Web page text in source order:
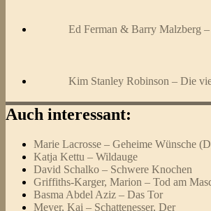
Ed Ferman & Barry Malzberg
Kim Stanley Robinson – Die
Auch interessant:
Marie Lacrosse – Geheime Wünsche
Katja Kettu – Wildauge
David Schalko – Schwere Knochen
Griffiths-Karger, Marion – Tod am
Basma Abdel Aziz – Das Tor
Meyer, Kai – Schattenesser, Der